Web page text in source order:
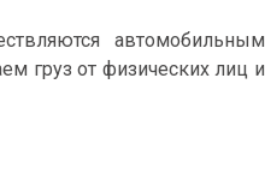
автомобильным
груз от физических лиц и